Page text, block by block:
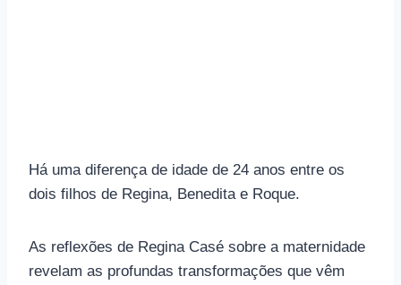
Há uma diferença de idade de 24 anos entre os
dois filhos de Regina, Benedita e Roque.
As reflexões de Regina Casé sobre a maternidade
revelam as profundas transformações que vêm